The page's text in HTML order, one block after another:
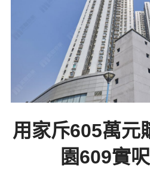
用家斥605萬元
園609實